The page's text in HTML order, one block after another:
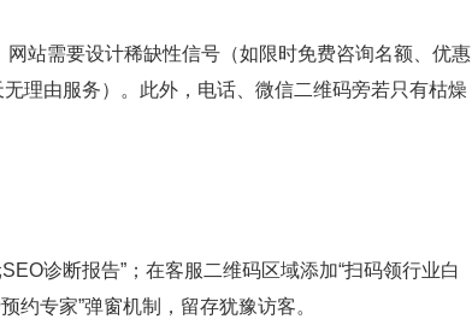
站需要设计稀缺性信号（如限时免费咨询名额、优惠
理由服务）。此外，电话、微信二维码旁若只有枯燥
诊断报告”；在客服二维码区域添加“扫码领行业白
约专家”弹窗机制，留存犹豫访客。